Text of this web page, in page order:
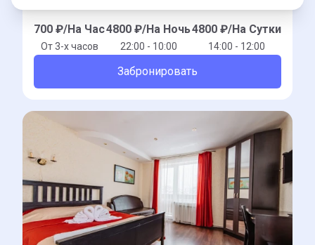
700 ₽/На Час
От 3-x часов
4800 ₽/На Ночь
22:00 - 10:00
4800 ₽/На Сутки
14:00 - 12:00
Забронировать